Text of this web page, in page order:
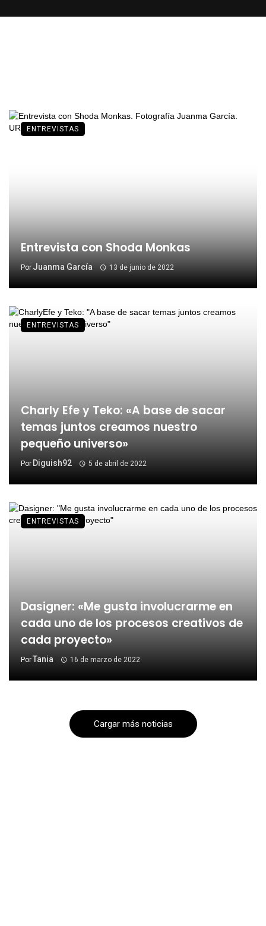
Entrevista con Shoda Monkas
Por Juanma García 13 de junio de 2022
ENTREVISTAS
Charly Efe y Teko: «A base de sacar
temas juntos creamos nuestro
pequeño universo»
Por Diguish92 5 de abril de 2022
ENTREVISTAS
Dasigner: «Me gusta involucrarme en
cada uno de los procesos creativos de
cada proyecto»
PorTania 16 de marzo de 2022
ENTREVISTAS
Cargar más noticias